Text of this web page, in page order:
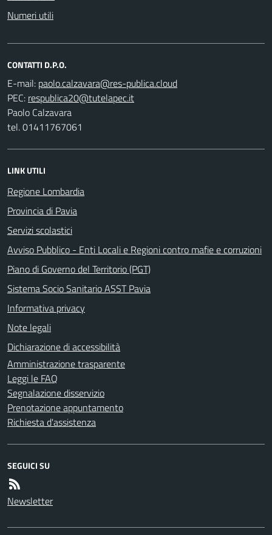
Numeri utili
CONTATTI D.P.O.
E-mail:
PEC:
Paolo Calzavara
tel. 01411767061
LINK UTILI
Regione Lombardia
Provincia di Pavia
Servizi scolastici
Avviso Pubblico - Enti Locali e Regioni contro mafie e corruzioni
Piano di Governo del Territorio (PGT)
Sistema Socio Sanitario ASST Pavia
Informativa privacy
Note legali
Dichiarazione di accessibilità
Amministrazione trasparente
Leggi le FAQ
Segnalazione disservizio
Prenotazione appuntamento
Richiesta d'assistenza
SEGUICI SU
Newsletter